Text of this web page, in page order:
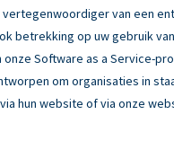
van een
betrekking op uw gebruik
onze Software as a Service-
om organisaties in
hun website of via onze